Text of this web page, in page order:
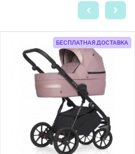
БЕСПЛАТНАЯ ДОСТАВКА